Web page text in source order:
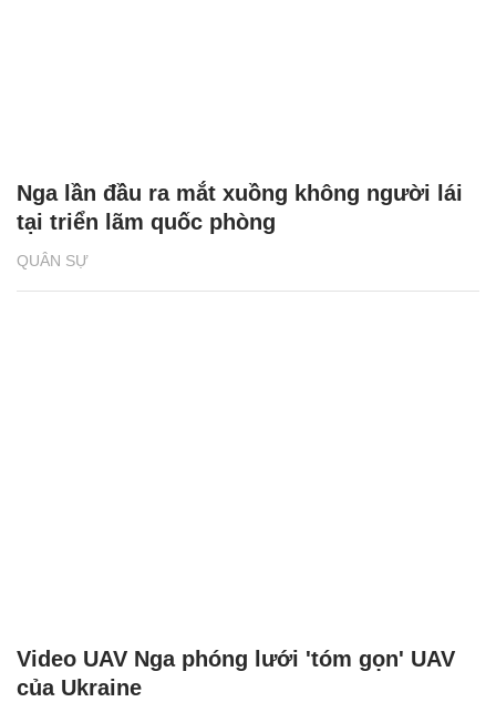
QUÂN SỰ
Nga lần đầu ra mắt xuồng không người lái
tại triển lãm quốc phòng
Video UAV Nga phóng lưới 'tóm gọn' UAV
của Ukraine